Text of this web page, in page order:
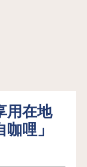
用在地
哩」